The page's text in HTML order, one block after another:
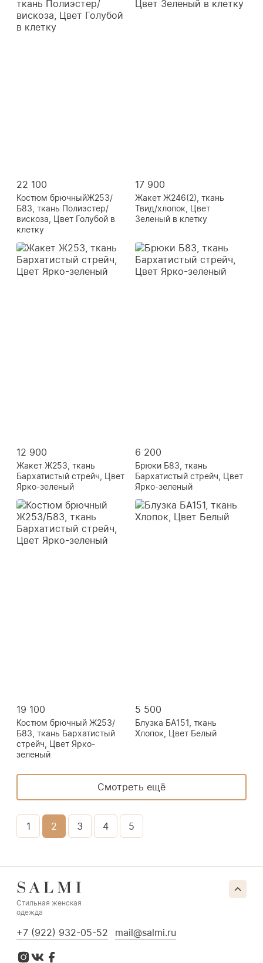
22 100
Костюм брючныйЖ253/
Б83, ткань Полиэстер/
вискоза, Цвет Голубой в
клетку
17 900
Жакет Ж246(2), ткань
Твид/хлопок, Цвет
Зеленый в клетку
12 900
Жакет Ж253, ткань
Бархатистый стрейч, Цвет
Ярко-зеленый
6 200
Брюки Б83, ткань
Бархатистый стрейч, Цвет
Ярко-зеленый
19 100
Костюм брючный Ж253/
Б83, ткань Бархатистый
стрейч, Цвет Ярко-
зеленый
5 500
Блузка БА151, ткань
Хлопок, Цвет Белый
Смотреть ещё
1 2 3 4 5
Стильная женская
одежда
+7 (922) 932-05-52 mail@salmi.ru